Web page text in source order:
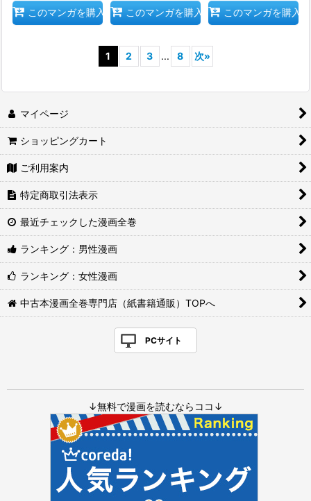
このマンガを購入 このマンガを購入 このマンガを購入
1 2 3 ... 8 次»
マイページ
ショッピングカート
ご利用案内
特定商取引法表示
最近チェックした漫画全巻
ランキング：男性漫画
ランキング：女性漫画
中古本漫画全巻専門店（紙書籍通販）TOPへ
PCサイト
↓無料で漫画を読むならココ↓